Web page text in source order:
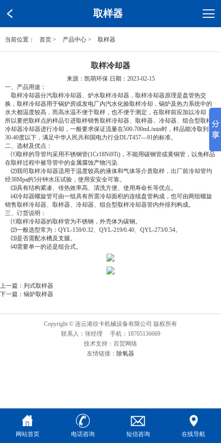
取样器
当前位置： 首页 > 产品中心 > 取样器
取样冷却器
来源：凯萌环保 日期：2023-02-15
一、产品用途：
取样冷却器分汽取样冷却器、炉水取样冷却器，取样冷却器原理是盘管热交
换，取样冷却器用于锅炉房或发电厂内汽水化验取样冷却，锅炉及热力系统中的
水大都温度较高，而高水温不便于取样，也不便于测定，在取样前应加以冷却，
所以要把取样点的样品引进取样销售取样冷却器、取样器、冷却器、组合型取样
冷却器冷却器进行冷却，一般要求保证流量在500-700mL/min时，样品能冷取到
30-40度以下，满足中华人民共和国电力行业DL/T457—91的标准。
二、选材及优点：
⑴取样的导管均采用不锈钢管(1Cr18Ni9Ti)，不能用碳钢管或黄铜管，以免样品
在取样过程中被导管中的金属腐蚀产物污染.
⑵我司取样冷却器适用于温度较高的液体和气体等介质取样，出厂前冷却管均
经38Mpa的5分钟水压试验，使用安安全可靠。
⑶具有结构紧凑、传热效率高、清洗方便、使用寿命长等优点。
⑷冷却器螺旋管可由一组具有所需冷却面积的连续盘管构成，也可由两组螺旋
销售取样冷却器、取样器、冷却器、组合型取样冷却器管内外排列构成。
三、订货说明：
⑴取样冷却器的取样管为不锈钢，外壳体为碳钢。
⑵一般选型常为：QYL-159/0.32、QYL-219/0.40、QYL-273/0.54。
⑶是否需配水槽及支腿。
⑷需要单一的还是组合式。
上一篇： 列式取样器
下一篇： 锅炉取样器
Copyright © 连云港欣卡机械设备有限公司 版权所有
联系人：张经理 手机：18705136669
技术支持：百贸网络
友情链接： 除氧器
网站首页 电话咨询 短信咨询 在线导航